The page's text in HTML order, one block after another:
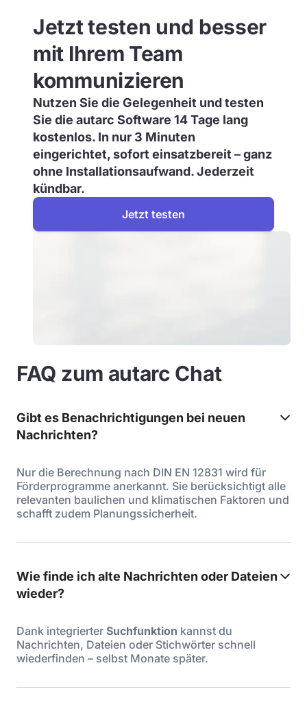
Jetzt testen und besser
mit Ihrem Team
kommunizieren
Nutzen Sie die Gelegenheit und testen
Sie die autarc Software 14 Tage lang
kostenlos. In nur 3 Minuten
eingerichtet, sofort einsatzbereit – ganz
ohne Installationsaufwand. Jederzeit
kündbar.
Jetzt testen
FAQ zum autarc Chat
Gibt es Benachrichtigungen bei neuen
Nachrichten?
Nur die Berechnung nach DIN EN 12831 wird für
Förderprogramme anerkannt. Sie berücksichtigt alle
relevanten baulichen und klimatischen Faktoren und
schafft zudem Planungssicherheit.
Wie finde ich alte Nachrichten oder Dateien
wieder?
Dank integrierter Suchfunktion kannst du
Nachrichten, Dateien oder Stichwörter schnell
wiederfinden – selbst Monate später.